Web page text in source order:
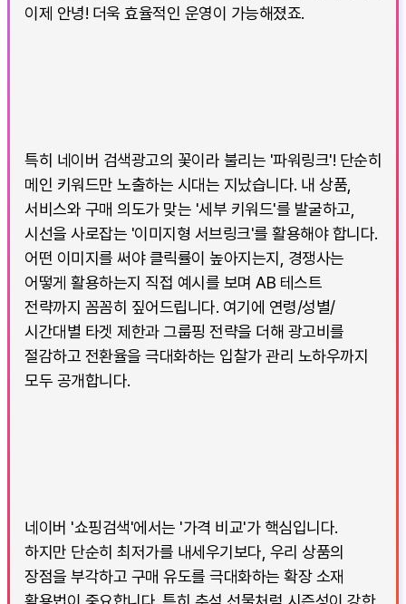
이제 안녕! 더욱 효율적인 운영이 가능해졌죠.
특히 네이버 검색광고의 꽃이라 불리는 '파워링크'! 단순히
메인 키워드만 노출하는 시대는 지났습니다. 내 상품,
서비스와 구매 의도가 맞는 '세부 키워드'를 발굴하고,
시선을 사로잡는 '이미지형 서브링크'를 활용해야 합니다.
어떤 이미지를 써야 클릭률이 높아지는지, 경쟁사는
어떻게 활용하는지 직접 예시를 보며 AB 테스트
전략까지 꼼꼼히 짚어드립니다. 여기에 연령/성별/
시간대별 타겟 제한과 그룹핑 전략을 더해 광고비를
절감하고 전환율을 극대화하는 입찰가 관리 노하우까지
모두 공개합니다.
네이버 '쇼핑검색'에서는 '가격 비교'가 핵심입니다.
하지만 단순히 최저가를 내세우기보다, 우리 상품의
장점을 부각하고 구매 유도를 극대화하는 확장 소재